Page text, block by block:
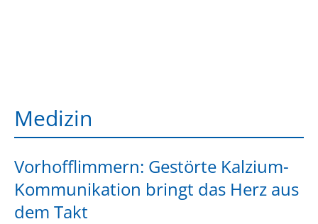
Medizin
Vorhofflimmern: Gestörte Kalzium-
Kommunikation bringt das Herz aus
dem Takt